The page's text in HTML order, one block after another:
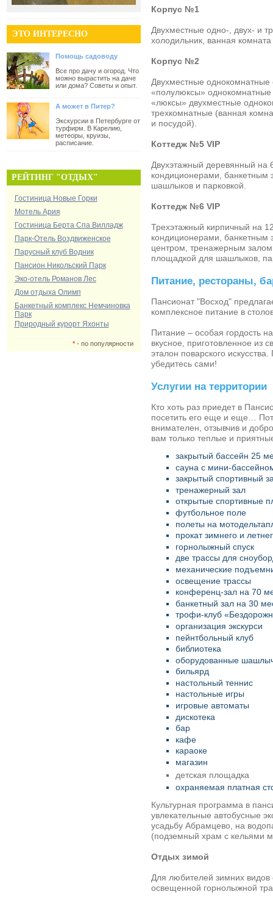
ЭТО ИНТЕРЕСНО
Помощь садоводу
Все про дачу и огород. Что
можно вырастить на даче
или дома? Советы и опыт.
А может в Питер?
Экскурсии в Петербурге от
турфирм. В Карелию,
метеоры, круизы,
расписание.
РЕЙТИНГ "ОТДЫХ"
Гостиница Новые Горки
Мотель Ария
Гостиница Берта Спа Вилладж
Парк-Отель Воздвиженское
Парусный клуб Водник
Пансион Никольский Парк
Эко-отель Романов Лес
Дом отдыха Олимп
Банкетный комплекс Немчиновка
Парк
Природный курорт Яхонты
*- по популярности
Корпус №1
Двухместные одно-, двух- и
холодильник, ванная
Корпус №2
Двухместные
«полулюксы»
«люксы» двухместные
трехкомнатные (ванная
и посудой).
Коттедж №5 VIP
Двухэтажный деревянный на
кондиционерами, банкетным
шашлыков и парковкой.
Коттедж №6 VIP
Трехэтажный кирпичный на
кондиционерами,
центром, тренажерным
площадкой для шашлыков,
Питание, рестораны,
Пансионат "Восход"
комплексное питание в
Питание – особая гордость
вкусное, приготовленное из
эталон поварского
убедитесь сами!
Услугии на территории
Кто хоть раз приедет в
посетить его еще и еще…
внимателен, отзывчив и
вам только теплые и
закрытый бассейн 25
сауна с мини-
закрытый спортивный
тренажерный зал
открытые спортивные
футбольное поле
полеты на
прокат зимнего и
горнолыжный спуск
две трассы для
механические
освещение трассы
конференц-зал на 70
банкетный зал на 30
трофи-клуб
организация экскурси
пейнтбольный клуб
библиотека
оборудованные
бильярд
настольный теннис
настольные игры
игровые автоматы
дискотека
бар
кафе
караоке
магазин
детская площадка
охраняемая платная
Культурная программа в
увлекательные автобусные
усадьбу Абрамцево, на
(подземный храм с кельями
Отдых зимой
Для любителей зимних видов
освещенной горнолыжной